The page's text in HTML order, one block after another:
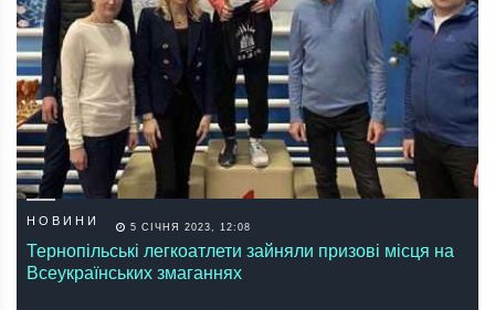
НОВИНИ 5 СІЧНЯ 2023, 12:08
Тернопільські легкоатлети зайняли призові місця на
Всеукраїнських змаганнях